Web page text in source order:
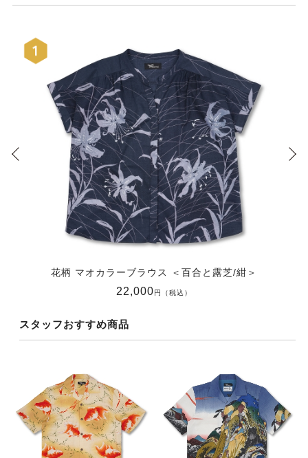
花柄 マオカラーブラウス ＜百合と露芝/紺＞
22,000円（税込）
スタッフおすすめ商品